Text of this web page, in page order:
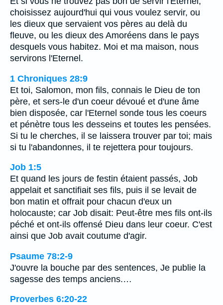
choisissez aujourd'hui qui vous voulez servir, ou
les dieux que servaient vos pères au delà du
fleuve, ou les dieux des Amoréens dans le pays
desquels vous habitez. Moi et ma maison, nous
servirons l'Eternel.
1 Chroniques 28:9
Et toi, Salomon, mon fils, connais le Dieu de ton
père, et sers-le d'un coeur dévoué et d'une âme
bien disposée, car l'Eternel sonde tous les coeurs
et pénètre tous les desseins et toutes les pensées.
Si tu le cherches, il se laissera trouver par toi; mais
si tu l'abandonnes, il te rejettera pour toujours.
Job 1:5
Et quand les jours de festin étaient passés, Job
appelait et sanctifiait ses fils, puis il se levait de
bon matin et offrait pour chacun d'eux un
holocauste; car Job disait: Peut-être mes fils ont-ils
péché et ont-ils offensé Dieu dans leur coeur. C'est
ainsi que Job avait coutume d'agir.
Psaume 78:2-9
J'ouvre la bouche par des sentences, Je publie la
sagesse des temps anciens.…
Proverbes 6:20-22